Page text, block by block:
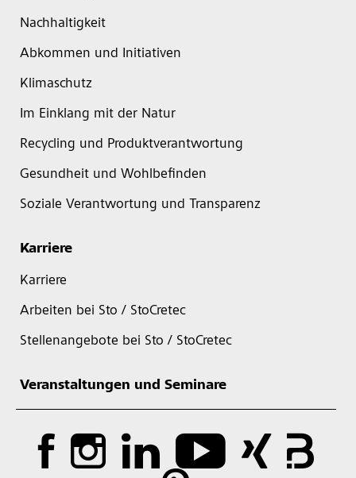
Nachhaltigkeit
Abkommen und Initiativen
Klimaschutz
Im Einklang mit der Natur
Recycling und Produktverantwortung
Gesundheit und Wohlbefinden
Soziale Verantwortung und Transparenz
Karriere
Karriere
Arbeiten bei Sto / StoCretec
Stellenangebote bei Sto / StoCretec
Veranstaltungen und Seminare